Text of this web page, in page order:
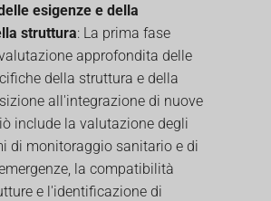
esigenze e della
struttura: La prima fase
approfondita delle
della struttura e della
all'integrazione di nuove
include la valutazione degli
di monitoraggio sanitario e di
la compatibilità
e l'identificazione di